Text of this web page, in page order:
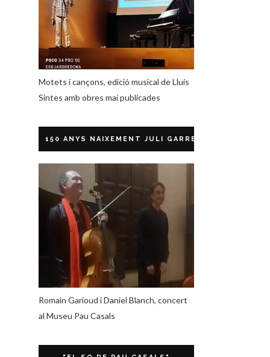
Motets i cançons, edició musical de Lluís
Sintes amb obres mai publicades
150 ANYS NAIXEMENT JULI GARRETA
Romain Garioud i Daniel Blanch, concert
al Museu Pau Casals